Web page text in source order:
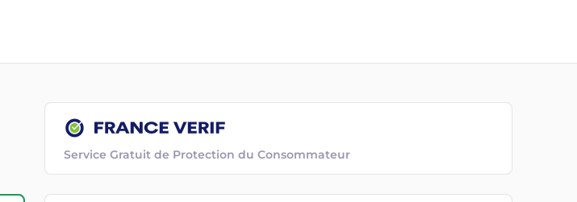
Service Gratuit de Protection du Consommateur